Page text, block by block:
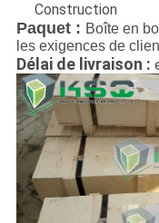
Construction
Paquet : Boîte en
les exigences de
Délai de livraison :